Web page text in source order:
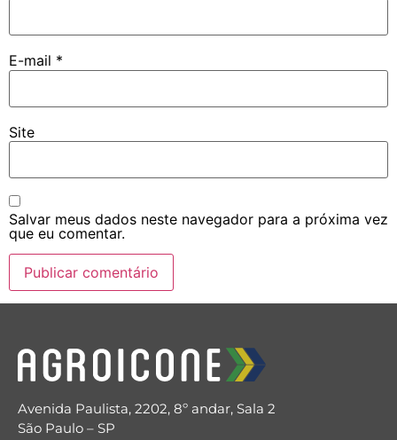
E-mail *
Site
Salvar meus dados neste navegador para a próxima vez
que eu comentar.
Avenida Paulista, 2202, 8º andar, Sala 2
São Paulo – SP